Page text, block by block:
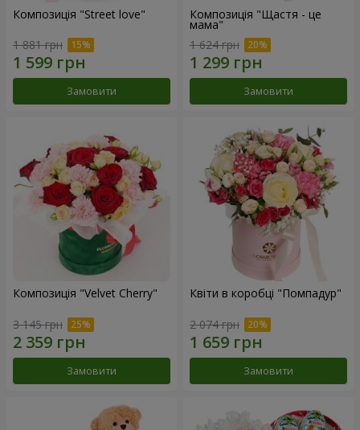
Композиція "Street love"
1 881 грн
Замовити
Композиція "Щастя - це
мама"
1 624 грн
Замовити
Композиція "Velvet Cherry"
3 145 грн
Замовити
Квіти в коробці "Помпадур"
2 074 грн
Замовити